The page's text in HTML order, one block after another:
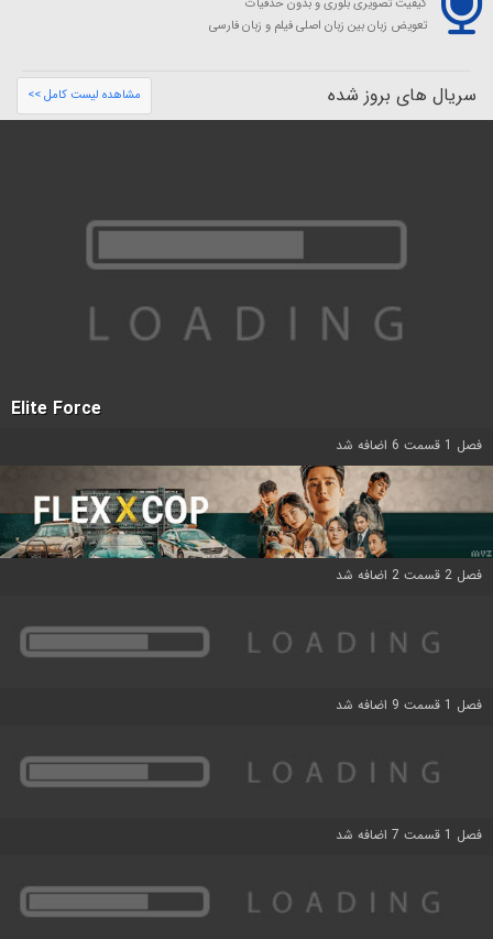
تعویض زبان بین زبان اصلی فیلم و زبان فارسی
سریال های بروز شده مشاهده لیست کامل >>
Elite Force
فصل 1 قسمت 6 اضافه شد
فصل 2 قسمت 2 اضافه شد
فصل 1 قسمت 9 اضافه شد
فصل 1 قسمت 7 اضافه شد